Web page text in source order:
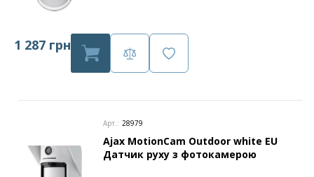
1 287 грн
Арт.: 28979
Ajax MotionCam Outdoor white EU
Датчик руху з фотокамерою